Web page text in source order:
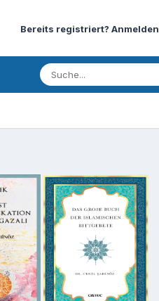
Bereits registriert? Anmelden